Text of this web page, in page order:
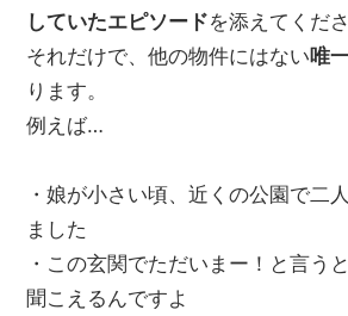
着
BEST
HOUSE
していたエピソードを添えてくださ
それだけで、他の物件にはない唯
ります。
例えば…
・娘が小さい頃、近くの公園で二
ました
・この玄関でただいまー！と言う
聞こえるんですよ